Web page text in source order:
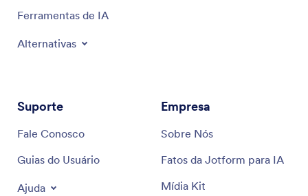
Ferramentas de IA
Alternativas
Suporte
Fale Conosco
Guias do Usuário
Ajuda
Empresa
Sobre Nós
Fatos da Jotform para IA
Mídia Kit